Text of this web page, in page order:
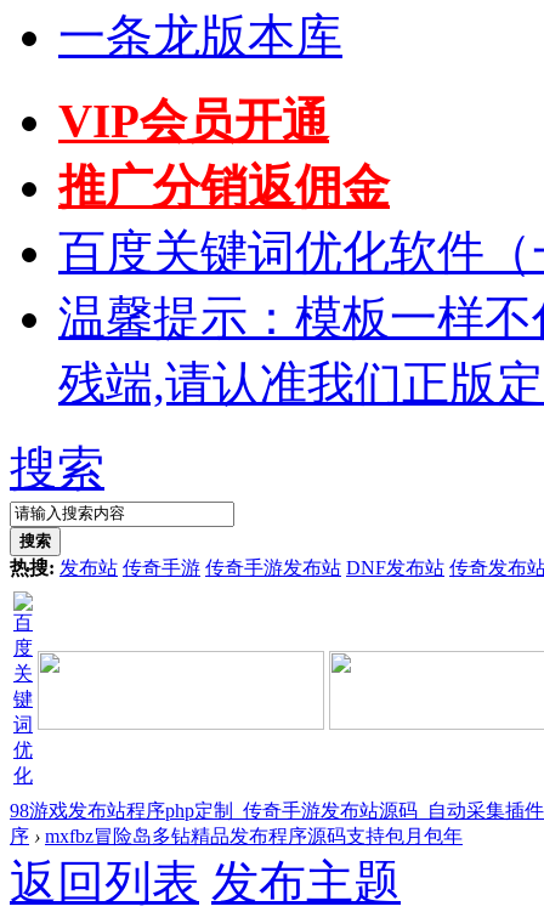
一条龙版本库
VIP会员开通
推广分销返佣金
百度关键词优化软件
温馨提示：模板一样
残端,请认准我们正版
搜索
搜索
热搜: 发布站 传奇手游 传奇手游发布站 DNF发布站 传奇发布
98游戏发布站程序php定制_传奇手游发布站源码_自动采集插
序 › mxfbz冒险岛多钻精品发布程序源码支持包月包年
返回列表 发布主题